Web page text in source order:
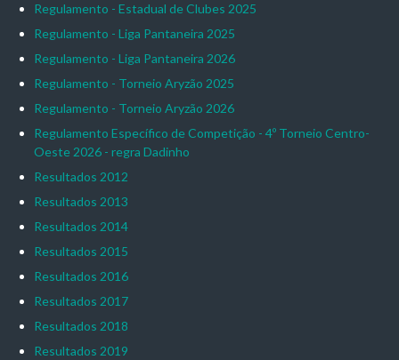
Regulamento - Estadual de Clubes 2025
Regulamento - Liga Pantaneira 2025
Regulamento - Liga Pantaneira 2026
Regulamento - Torneio Aryzão 2025
Regulamento - Torneio Aryzão 2026
Regulamento Específico de Competição - 4º Torneio Centro-
Oeste 2026 - regra Dadinho
Resultados 2012
Resultados 2013
Resultados 2014
Resultados 2015
Resultados 2016
Resultados 2017
Resultados 2018
Resultados 2019